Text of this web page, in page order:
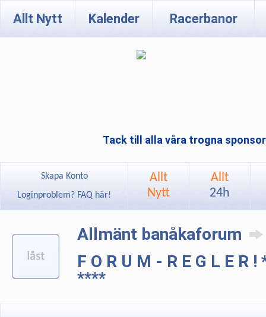
Allt Nytt Kalender Racerbanor
Tack till alla våra trogna
Skapa Konto
Loginproblem? FAQ här!
Allt
Nytt
Allt
24h
Allmänt banåkaforum
F O R U M - R E G L E R
****